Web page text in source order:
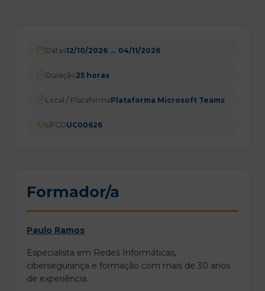
Datas12/10/2026 → 04/11/2026
Duração25 horas
Local / PlataformaPlataforma Microsoft Teams
UFCDUC00626
Formador/a
Paulo Ramos
Especialista em Redes Informáticas,
cibersegurança e formação com mais de 30 anos
de experiência.